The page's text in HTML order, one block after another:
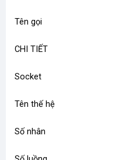
Tên gọi
CHI TIẾT
Socket
Tên thế hệ
Số nhân